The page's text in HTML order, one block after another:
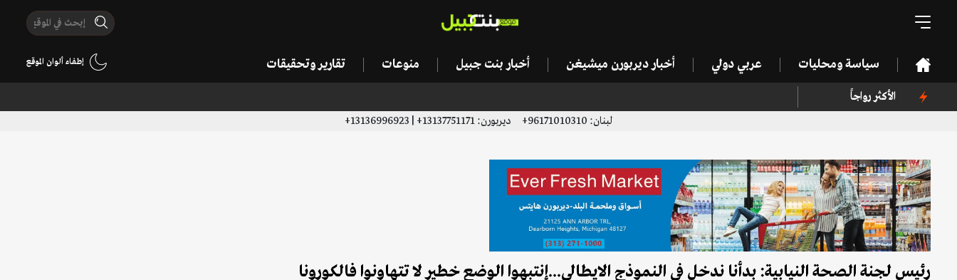
سياسة ومحليات عربي دولي أخبار ديربورن ميشيغن أخبار بنت جبيل منوعات تقارير وتحقيقات إطفاء ألوان الموقع
الأكثر رواجاً
لبنان: 96171010310+ ديربورن: 13137751171+ | 13136996923+
رئيس لجنة الصحة النيابية: بدأنا ندخل في النموذج الايطالي...إنتبهوا الوضع خطير لا تتهاونوا فالكورونا